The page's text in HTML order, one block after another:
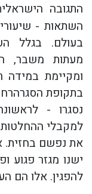
התגובה
השתאות -
בעולם. בגלל
מעתות משבר,
ומקיימת
בתקופת
נסגרו -
למקבלי
את נפשם בחזית.
ישנו מגזר פגוע
להפגין. אלו הם